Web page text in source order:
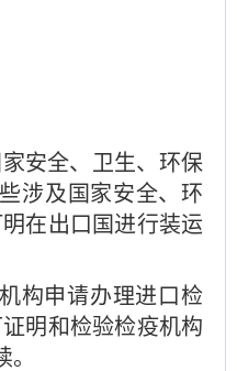
安全、卫生、环保
涉及国家安全、环
在出口国进行装运
构申请办理进口检
明和检验检疫机构